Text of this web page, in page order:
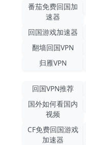
番茄免费回国加
速器
回国游戏加速器
翻墙回国VPN
归雁VPN
回国VPN推荐
国外如何看国内
视频
CF免费回国游戏
加速器